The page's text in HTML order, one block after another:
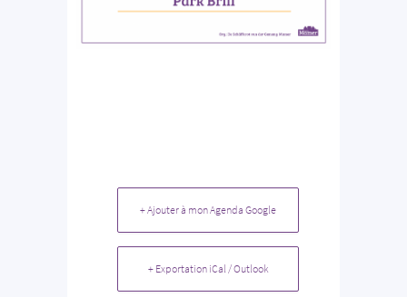
+ Ajouter à mon Agenda Google
+ Exportation iCal / Outlook